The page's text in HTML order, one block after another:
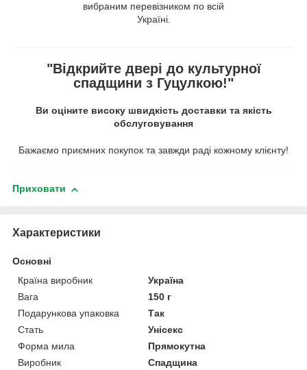
вибраним перевізником по всій
Україні.
"Відкрийте двері до культурної
спадщини з Гуцулкою!"
Ви оціните високу швидкість доставки та якість
обслуговування
Бажаємо приємних покупок та завжди раді кожному клієнту!
Приховати
Характеристики
Основні
Країна виробник
Україна
Вага
150 г
Подарункова упаковка
Так
Стать
Унісекс
Форма мила
Прямокутна
Виробник
Спадщина